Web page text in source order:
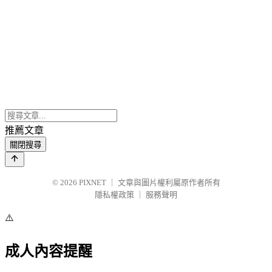
推薦文章
關閉搜尋
© 2026 PIXNET
文章與圖片權利屬原作者所有
隱私權政策
服務聲明
⚠️
成人內容提醒